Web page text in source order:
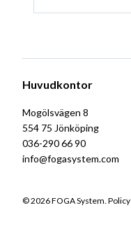
Huvudkontor
Mogölsvägen 8
554 75 Jönköping
036-290 66 90
info@fogasystem.com
© 2026 FOGA System. Policy